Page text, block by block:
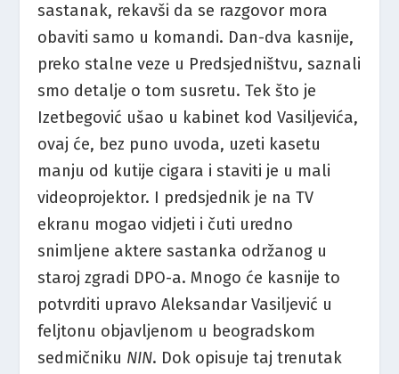
sastanak, rekavši da se razgovor mora
obaviti samo u komandi. Dan-dva kasnije,
preko stalne veze u Predsjedništvu, saznali
smo detalje o tom susretu. Tek što je
Izetbegović ušao u kabinet kod Vasiljevića,
ovaj će, bez puno uvoda, uzeti kasetu
manju od kutije cigara i staviti je u mali
videoprojektor. I predsjednik je na TV
ekranu mogao vidjeti i čuti uredno
snimljene aktere sastanka održanog u
staroj zgradi DPO-a. Mnogo će kasnije to
potvrditi upravo Aleksandar Vasiljević u
feljtonu objavljenom u beogradskom
sedmičniku NIN. Dok opisuje taj trenutak